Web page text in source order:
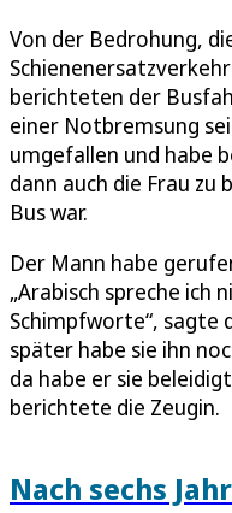
Von der Bedrohung,
berichteten der
einer Notbremsung
umgefallen und habe
dann auch die Frau zu
Bus war.
Der Mann habe
„Arabisch spreche ich
Schimpfworte“, sagte
später habe sie ihn
da habe er sie
berichtete die Zeugin.
Nach sechs